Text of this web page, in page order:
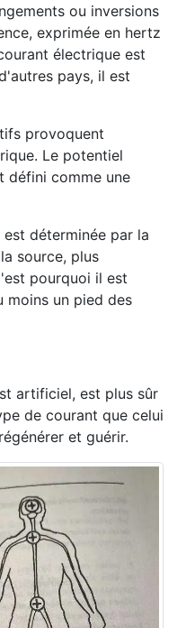
ou inversions
exprimée en hertz
électrique est
pays, il est
provoquent
Le potentiel
défini comme une
déterminée par la
source, plus
pourquoi il est
un pied des
artificiel, est plus sûr
de courant que celui
et guérir.